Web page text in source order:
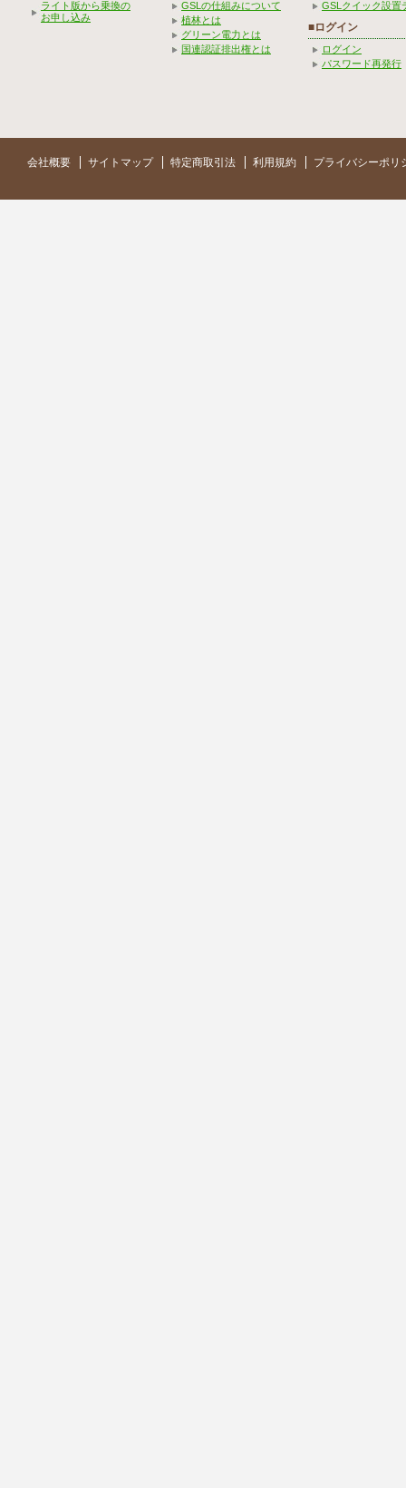
ライト版から乗換の
お申し込み
GSLの仕組みについて
植林とは
グリーン電力とは
国連認証排出権とは
GSLクイック設置
■ログイン
ログイン
パスワード再発行
会社概要 サイトマップ 特定商取引法 利用規約 プライバシーポリ